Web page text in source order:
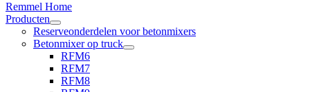
Remmel Home
Producten
Reserveonderdelen voor betonmixers
Betonmixer op truck
RFM6
RFM7
RFM8